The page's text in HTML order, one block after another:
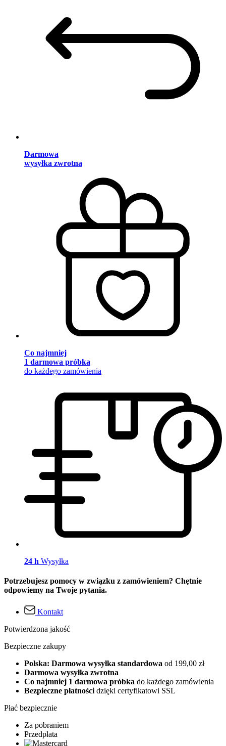
Darmowa
wysyłka zwrotna
Co najmniej
1 darmowa próbka
do każdego zamówienia
24 h Wysyłka
Potrzebujesz pomocy w związku z zamówieniem? Chętnie
odpowiemy na Twoje pytania.
Kontakt
Potwierdzona jakość
Bezpieczne zakupy
Polska: Darmowa wysyłka standardowa od 199,00 zł
Darmowa wysyłka zwrotna
Co najmniej 1 darmowa próbka do każdego zamówienia
Bezpieczne płatnościdzięki certyfikatowi SSL
Płać bezpiecznie
Za pobraniem
Przedpłata